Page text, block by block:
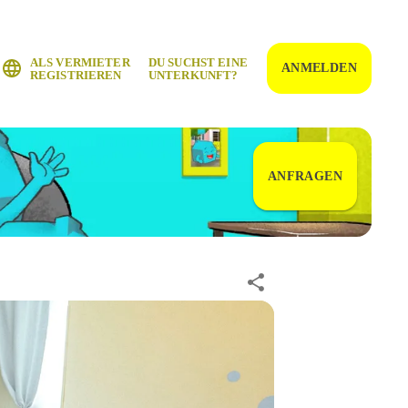
ALS VERMIETER
REGISTRIEREN
DU SUCHST EINE
UNTERKUNFT?
ANMELDEN
ANFRAGEN